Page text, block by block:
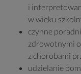
i
w wieku
czynne
zdrowotnymi
z chorobami
udzielanie